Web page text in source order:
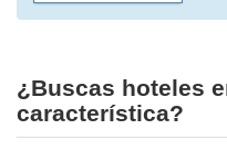
¿Buscas hoteles
característica?